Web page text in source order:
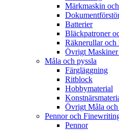
Märkmaskin
Batterier
Bläckpatroner
Räknerullar
Övrigt
Måla och pyssla
Färgläggning
Ritblock
Hobbymaterial
Övrigt Måla och
Pennor och
Pennor